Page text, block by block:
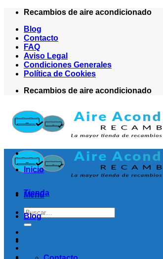
Saltar
contenido
Recambios de aire acondicionado
Blog
Contacto
FAQ
Aviso Legal
Condiciones Generales
Política de Cookies
Recambios de aire acondicionado
Menú
Buscar
por:
Inicio
Tienda
Blog